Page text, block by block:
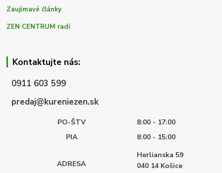
Zaujímavé články
ZEN CENTRUM radí
Kontaktujte nás:
0911 603 599
predaj@kureniezen.sk
PO-ŠTV
8:00 - 17:00
PIA
8:00 - 15:00
ADRESA
Herlianska 59
040 14 Košice